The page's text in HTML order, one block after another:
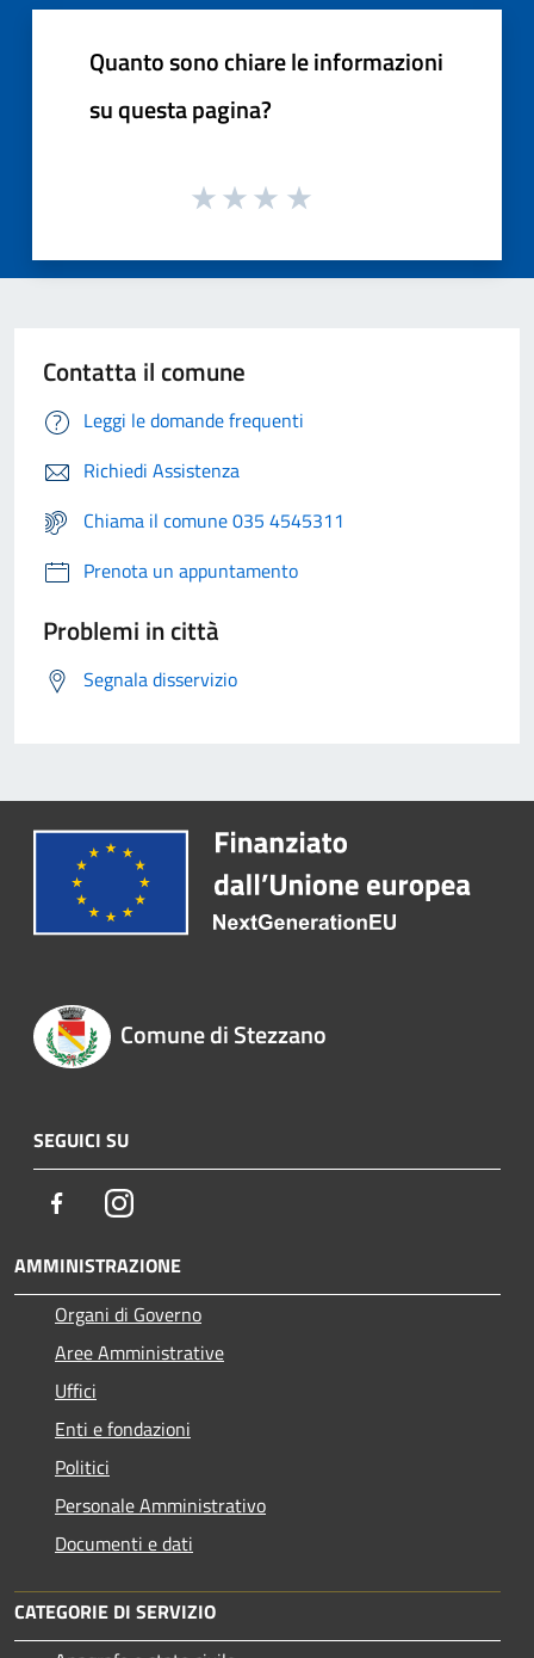
Quanto sono chiare le informazioni
su questa pagina?
Contatta il comune
Leggi le domande frequenti
Richiedi Assistenza
Chiama il comune 035 4545311
Prenota un appuntamento
Problemi in città
Segnala disservizio
Comune di Stezzano
SEGUICI SU
FacebookInstagram
AMMINISTRAZIONE
Organi di Governo
Aree Amministrative
Uffici
Enti e fondazioni
Politici
Personale Amministrativo
Documenti e dati
CATEGORIE DI SERVIZIO